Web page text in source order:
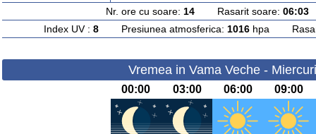
Nr. ore cu soare: 14Rasarit soare: 06:03
Index UV : 8Presiunea atmosferica: 1016hpa
Vremea in Vama Veche -
00:00 03:00 06:00 09:00